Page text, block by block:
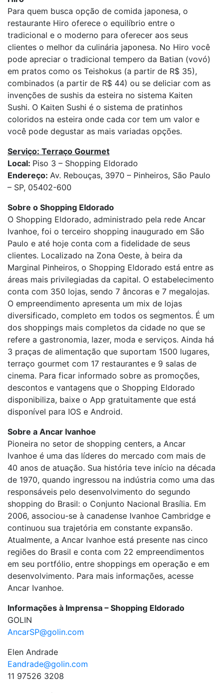
Para quem busca opção de comida japonesa, o
restaurante Hiro oferece o equilíbrio entre o
tradicional e o moderno para oferecer aos seus
clientes o melhor da culinária japonesa. No Hiro você
pode apreciar o tradicional tempero da Batian (vovó)
em pratos como os Teishokus (a partir de R$ 35),
combinados (a partir de R$ 44) ou se deliciar com as
invenções de sushis da esteira no sistema Kaiten
Sushi. O Kaiten Sushi é o sistema de pratinhos
coloridos na esteira onde cada cor tem um valor e
você pode degustar as mais variadas opções.
Serviço: Terraço Gourmet
Local: Piso 3 – Shopping Eldorado
Endereço: Av. Rebouças, 3970 – Pinheiros, São Paulo
– SP, 05402-600
Sobre o Shopping Eldorado
O Shopping Eldorado, administrado pela rede Ancar
Ivanhoe, foi o terceiro shopping inaugurado em São
Paulo e até hoje conta com a fidelidade de seus
clientes. Localizado na Zona Oeste, à beira da
Marginal Pinheiros, o Shopping Eldorado está entre as
áreas mais privilegiadas da capital. O estabelecimento
conta com 350 lojas, sendo 7 âncoras e 7 megalojas.
O empreendimento apresenta um mix de lojas
diversificado, completo em todos os segmentos. É um
dos shoppings mais completos da cidade no que se
refere a gastronomia, lazer, moda e serviços. Ainda há
3 praças de alimentação que suportam 1500 lugares,
terraço gourmet com 17 restaurantes e 9 salas de
cinema. Para ficar informado sobre as promoções,
descontos e vantagens que o Shopping Eldorado
disponibiliza, baixe o App gratuitamente que está
disponível para IOS e Android.
Sobre a Ancar Ivanhoe
Pioneira no setor de shopping centers, a Ancar
Ivanhoe é uma das líderes do mercado com mais de
40 anos de atuação. Sua história teve início na década
de 1970, quando ingressou na indústria como uma das
responsáveis pelo desenvolvimento do segundo
shopping do Brasil: o Conjunto Nacional Brasília. Em
2006, associou-se à canadense Ivanhoe Cambridge e
continuou sua trajetória em constante expansão.
Atualmente, a Ancar Ivanhoe está presente nas cinco
regiões do Brasil e conta com 22 empreendimentos
em seu portfólio, entre shoppings em operação e em
desenvolvimento. Para mais informações, acesse
Ancar Ivanhoe.
Informações à Imprensa – Shopping Eldorado
GOLIN
AncarSP@golin.com
Elen Andrade
Eandrade@golin.com
11 97526 3208